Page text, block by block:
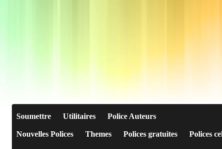
Soumettre Utilitaires Police Auteurs
Nouvelles Polices Themes Polices gratuites Polices